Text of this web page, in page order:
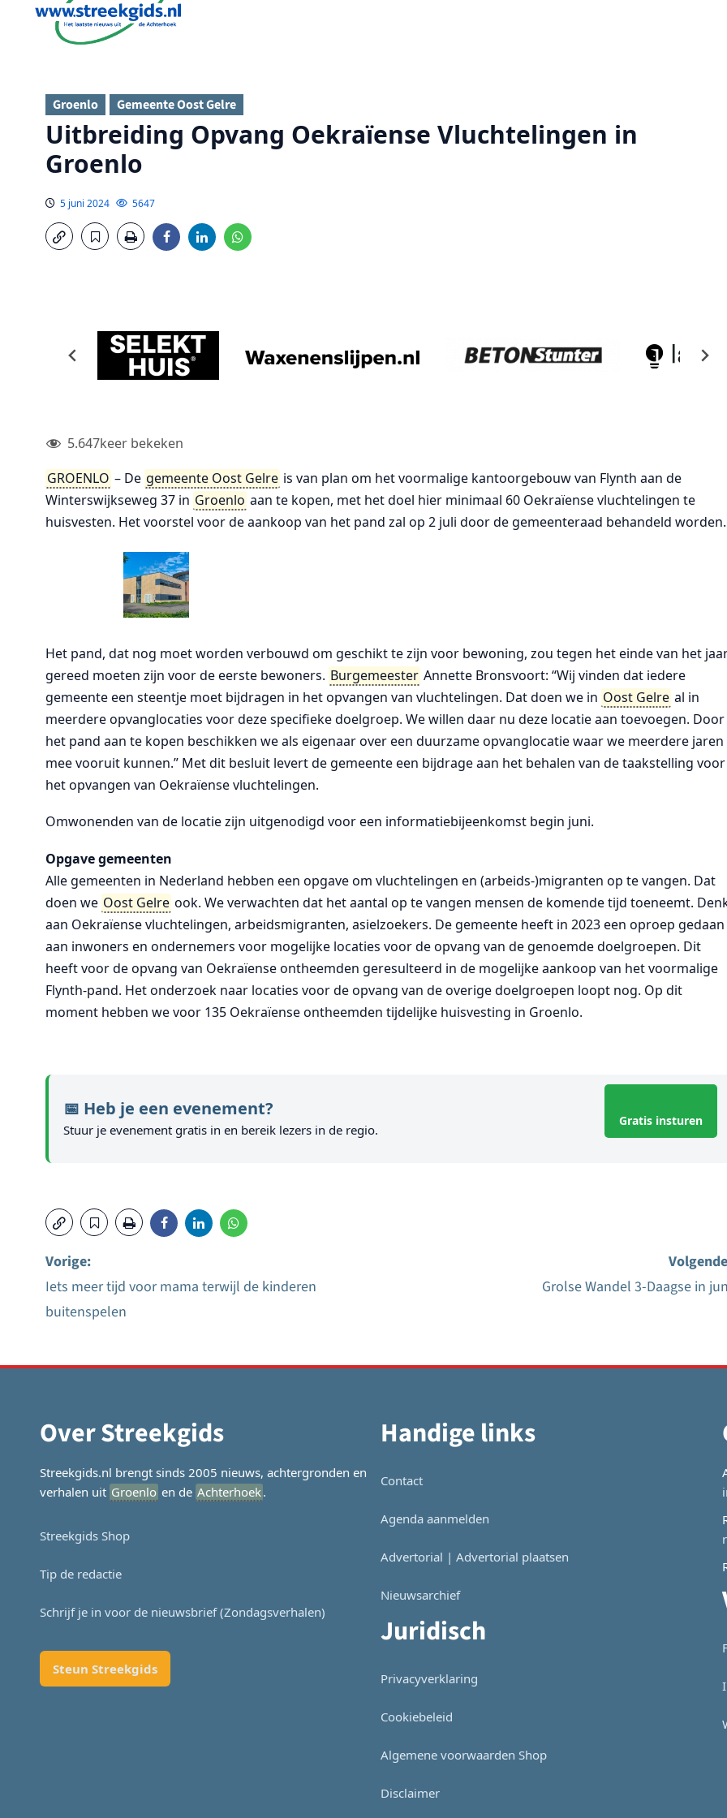
Groenlo Gemeente Oost Gelre
Uitbreiding Opvang Oekraïense Vluchtelingen in
Groenlo
5 juni 2024 5647
5.647keer bekeken
GROENLO – De gemeente Oost Gelre is van plan om het voormalige kantoorgebouw van Flynth aan de
Winterswijkseweg 37 in Groenlo aan te kopen, met het doel hier minimaal 60 Oekraïense vluchtelingen te
huisvesten. Het voorstel voor de aankoop van het pand zal op 2 juli door de gemeenteraad behandeld worden.
Het pand, dat nog moet worden verbouwd om geschikt te zijn voor bewoning, zou tegen het einde van het
gereed moeten zijn voor de eerste bewoners. Burgemeester Annette Bronsvoort: “Wij vinden dat iedere
gemeente een steentje moet bijdragen in het opvangen van vluchtelingen. Dat doen we in Oost Gelre al in
meerdere opvanglocaties voor deze specifieke doelgroep. We willen daar nu deze locatie aan toevoegen. Door
het pand aan te kopen beschikken we als eigenaar over een duurzame opvanglocatie waar we meerdere jaren
mee vooruit kunnen.” Met dit besluit levert de gemeente een bijdrage aan het behalen van de taakstelling voor
het opvangen van Oekraïense vluchtelingen.
Omwonenden van de locatie zijn uitgenodigd voor een informatiebijeenkomst begin juni.
Opgave gemeenten
Alle gemeenten in Nederland hebben een opgave om vluchtelingen en (arbeids-)migranten op te vangen. Dat
doen we Oost Gelre ook. We verwachten dat het aantal op te vangen mensen de komende tijd toeneemt.
aan Oekraïense vluchtelingen, arbeidsmigranten, asielzoekers. De gemeente heeft in 2023 een oproep gedaan
aan inwoners en ondernemers voor mogelijke locaties voor de opvang van de genoemde doelgroepen. Dit
heeft voor de opvang van Oekraïense ontheemden geresulteerd in de mogelijke aankoop van het voormalige
Flynth-pand. Het onderzoek naar locaties voor de opvang van de overige doelgroepen loopt nog. Op dit
moment hebben we voor 135 Oekraïense ontheemden tijdelijke huisvesting in Groenlo.
📅 Heb je een evenement?
Stuur je evenement gratis in en bereik lezers in de regio.
Gratis insturen
Bericht
Vorige:
Iets meer tijd voor mama terwijl de kinderen
buitenspelen
Grolse Wandel 3-Daagse in
Over Streekgids
Streekgids.nl brengt sinds 2005 nieuws, achtergronden en
verhalen uit Groenlo en de Achterhoek.
Streekgids Shop
Tip de redactie
Schrijf je in voor de nieuwsbrief (Zondagsverhalen)
Steun Streekgids
Handige links
Contact
Agenda aanmelden
Advertorial | Advertorial plaatsen
Nieuwsarchief
Juridisch
Privacyverklaring
Cookiebeleid
Algemene voorwaarden Shop
Disclaimer